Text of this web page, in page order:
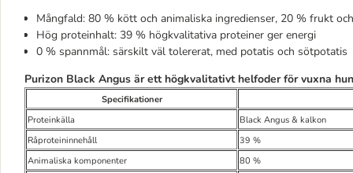
Mångfald: 80 % kött och animaliska ingredienser, 20 % frukt
Hög proteinhalt: 39 % högkvalitativa proteiner ger energi
0 % spannmål: särskilt väl tolererat, med potatis och sötpotatis
Purizon Black Angus är ett högkvalitativt helfoder för vuxna
Specifikationer
Proteinkälla
Black Angus & kalkon
Råproteininnehåll
39 %
Animaliska komponenter
80 %